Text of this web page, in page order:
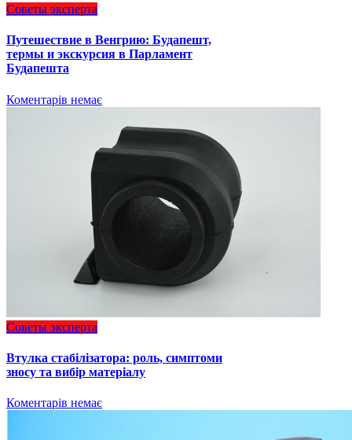
Советы эксперта
Путешествие в Венгрию: Будапешт,
термы и экскурсия в Парламент
Будапешта
Коментарів немає
Советы эксперта
Втулка стабілізатора: роль, симптоми
зносу та вибір матеріалу
Коментарів немає